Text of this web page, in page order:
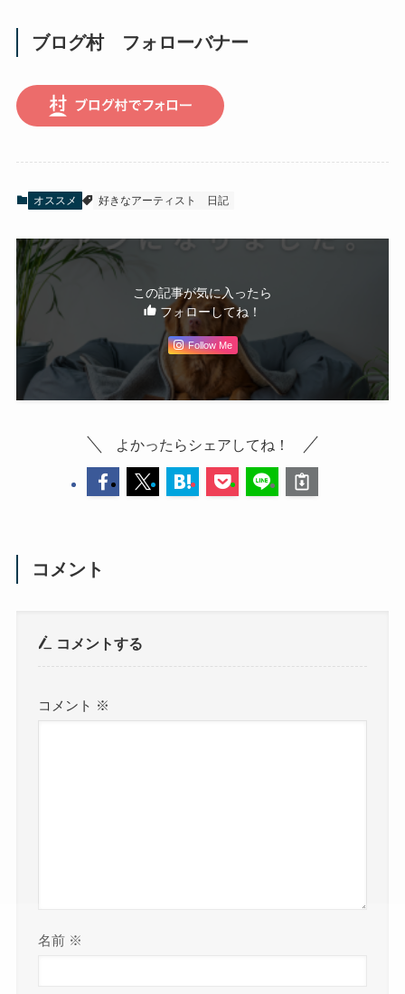
ブログ村 フォローバナー
オススメ 好きなアーティスト 日記
この記事が気に入ったら
フォローしてね！
Follow Me
よかったらシェアしてね！
コメント
コメントする
コメント ※
名前 ※